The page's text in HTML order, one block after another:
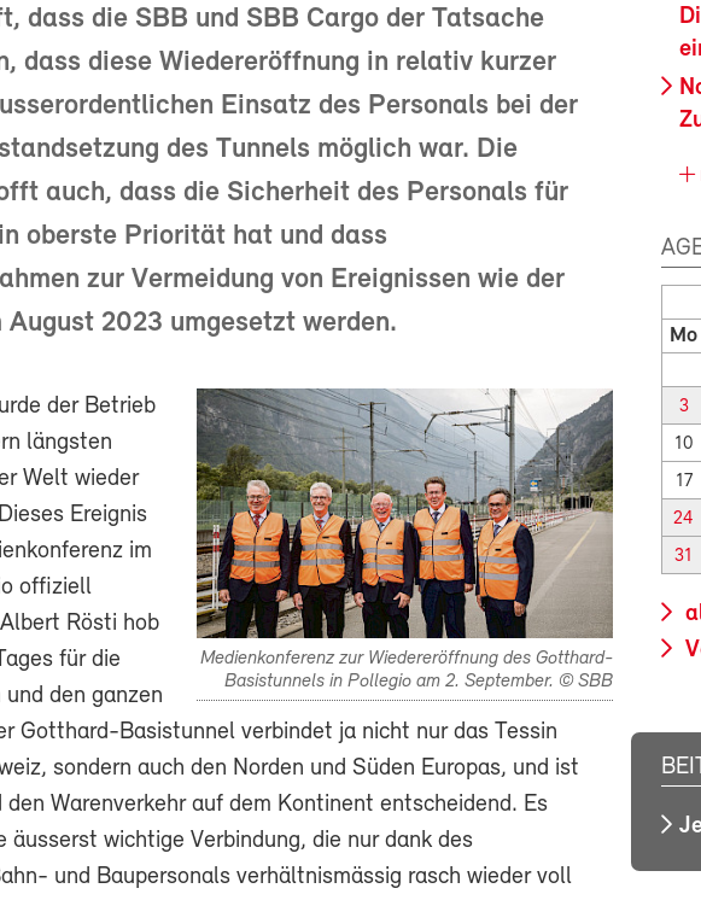
dass die SBB und SBB Cargo der Tatsache
dass diese Wiedereröffnung in relativ kurzer
Einsatz des Personals bei der
des Tunnels möglich war. Die
auch, dass die Sicherheit des Personals für
oberste Priorität hat und dass
zur Vermeidung von Ereignissen wie der
August 2023 umgesetzt werden.
Medienkonferenz zur Wiedereröffnung des Gotthard-
Basistunnels in Pollegio am 2. September. © SBB
der Betrieb
längsten
Welt wieder
Ereignis
im
offiziell
Rösti hob
für die
und den ganzen
Gotthard-Basistunnel verbindet ja nicht nur das Tessin
sondern auch den Norden und Süden Europas, und ist
Warenverkehr auf dem Kontinent entscheidend. Es
äusserst wichtige Verbindung, die nur dank des
und Baupersonals verhältnismässig rasch wieder voll
Mo
3
10
17
24
31